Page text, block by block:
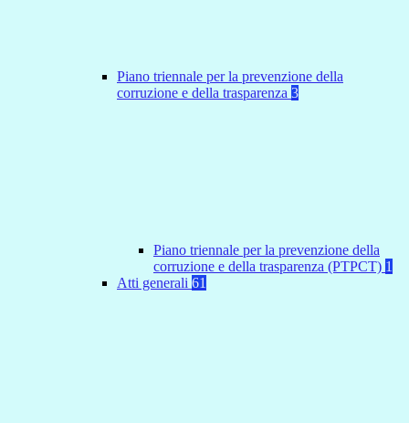
Piano triennale per la prevenzione della
corruzione e della trasparenza 3
Piano triennale per la prevenzione della
corruzione e della trasparenza (PTPCT) 1
Atti generali 61